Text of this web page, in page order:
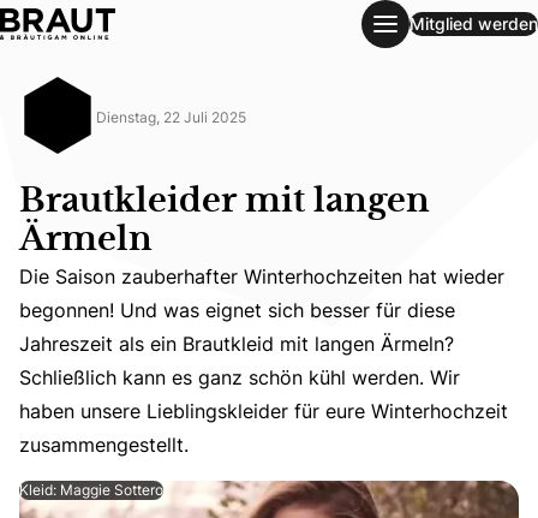
Mitglied werden
Dienstag, 22 Juli 2025
Brautkleider mit langen
Ärmeln
Die Saison zauberhafter Winterhochzeiten hat wieder
Die Saison zauberhafter Winterhochzeiten hat wieder
begonnen! Und was eignet sich besser für diese
Jahreszeit als ein Brautkleid mit langen Ärmeln?
Schließlich kann es ganz schön kühl werden. Wir
haben unsere Lieblingskleider für eure Winterhochzeit
zusammengestellt.
Kleid: Maggie Sottero